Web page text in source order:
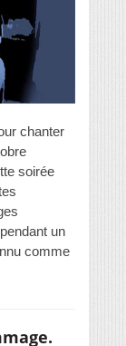
chanter
soirée
un
comme